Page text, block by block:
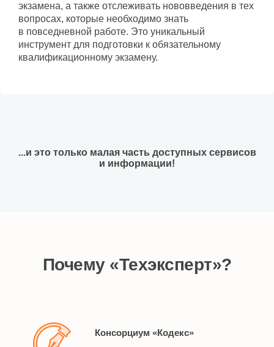
экзамена, а также отслеживать нововведения в тех
вопросах, которые необходимо знать
в повседневной работе. Это уникальный
инструмент для подготовки к обязательному
квалификационному экзамену.
...и это только малая часть доступных сервисов
и информации!
Почему «Техэксперт»?
Консорциум «Кодекс»